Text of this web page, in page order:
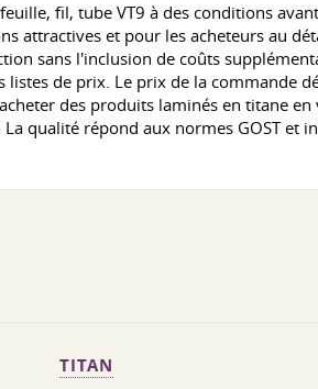
fil, tube VT9 à des conditions
attractives et pour les acheteurs au
sans l'inclusion de coûts
de prix. Le prix de la commande
des produits laminés en titane
qualité répond aux normes GOST
TITAN